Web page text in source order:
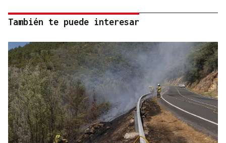
También te puede interesar